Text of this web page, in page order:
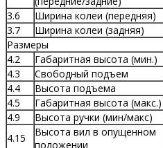
3.6
Ширина колеи (передняя)
3.7
Ширина колеи (задняя)
Размеры
4.2
Габаритная высота (мин.)
4.3
Свободный подъем
4.4
Высота подъема
4.5
Габаритная высота (макс.)
4.9
Высота ручки (мин/макс)
4.15
Высота вил в опущенном
положении